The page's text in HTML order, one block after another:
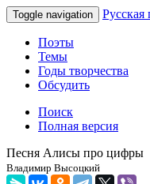
Toggle navigation Русская
Поэты
Темы
Годы творчества
Обсудить
Поиск
Полная версия
Песня Алисы про цифры
Владимир Высоцкий